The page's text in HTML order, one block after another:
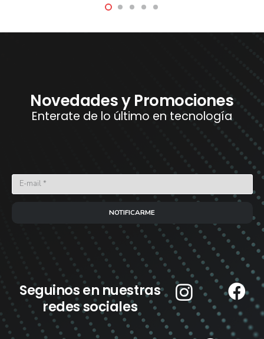
Novedades y Promociones
Enterate de lo último en tecnología
NOTIFICARME
Seguinos en nuestras
redes sociales